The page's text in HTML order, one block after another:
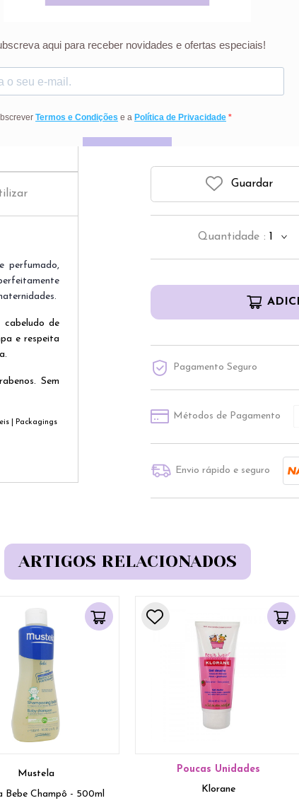
perfumado,
de
e respeita
Sem
| Packagings
Preço riscado
Guardar
Quantidade : 1
Pagamento Seguro
Métodos de Pagamento
Envio rápido e seguro
ARTIGOS RELACIONADOS
Mustela
Bebe Champô - 500ml
Poucas Unidades
Klorane